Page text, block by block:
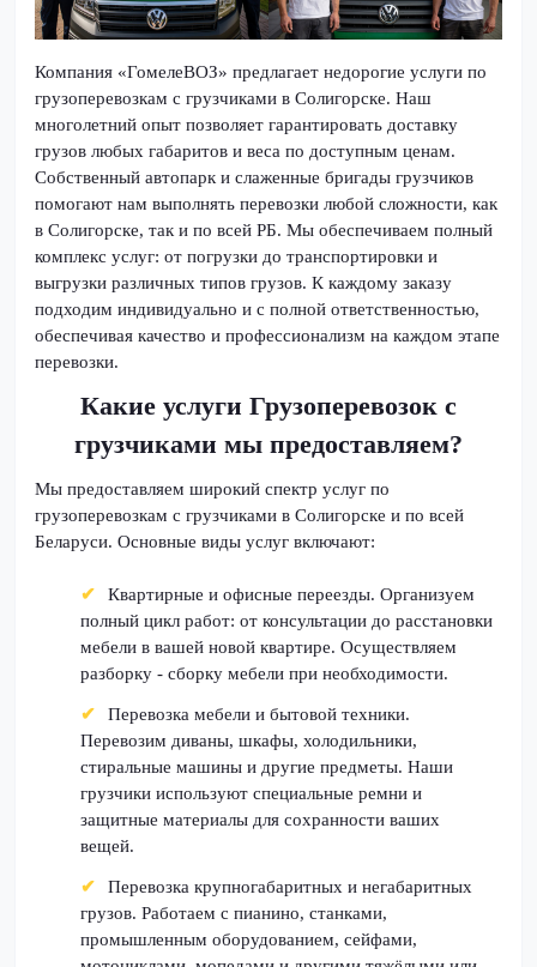
Компания «ГомелеВОЗ» предлагает недорогие услуги по
грузоперевозкам с грузчиками в Солигорске. Наш
многолетний опыт позволяет гарантировать доставку
грузов любых габаритов и веса по доступным ценам.
Собственный автопарк и слаженные бригады грузчиков
помогают нам выполнять перевозки любой сложности, как
в Солигорске, так и по всей РБ. Мы обеспечиваем полный
комплекс услуг: от погрузки до транспортировки и
выгрузки различных типов грузов. К каждому заказу
подходим индивидуально и с полной ответственностью,
обеспечивая качество и профессионализм на каждом этапе
перевозки.
Какие услуги Грузоперевозок с
грузчиками мы предоставляем?
Мы предоставляем широкий спектр услуг по
грузоперевозкам с грузчиками в Солигорске и по всей
Беларуси. Основные виды услуг включают:
Квартирные и офисные переезды. Организуем
полный цикл работ: от консультации до расстановки
мебели в вашей новой квартире. Осуществляем
разборку - сборку мебели при необходимости.
Перевозка мебели и бытовой техники.
Перевозим диваны, шкафы, холодильники,
стиральные машины и другие предметы. Наши
грузчики используют специальные ремни и
защитные материалы для сохранности ваших
вещей.
Перевозка крупногабаритных и негабаритных
грузов. Работаем с пианино, станками,
промышленным оборудованием, сейфами,